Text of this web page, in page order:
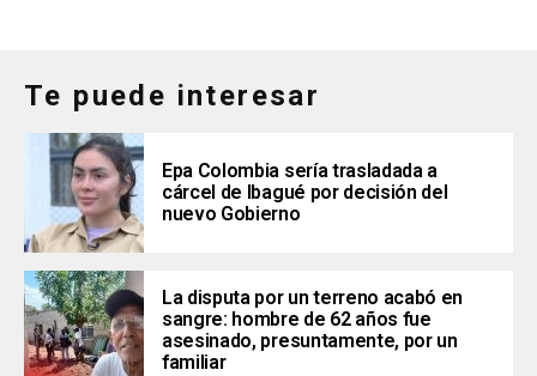
Te puede interesar
Epa Colombia sería trasladada a
cárcel de Ibagué por decisión del
nuevo Gobierno
La disputa por un terreno acabó en
sangre: hombre de 62 años fue
asesinado, presuntamente, por un
familiar